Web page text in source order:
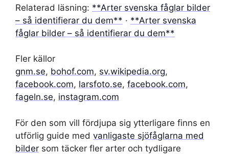
Relaterad läsning: **Arter svenska fåglar bilder
– så identifierar du dem** · **Arter svenska
fåglar bilder – så identifierar du dem**
Fler källor
gnm.se, bohof.com, sv.wikipedia.org,
facebook.com, larsfoto.se, facebook.com,
fageln.se, instagram.com
För den som vill fördjupa sig ytterligare finns en
utförlig guide med vanligaste sjöfåglarna med
bilder som täcker fler arter och tydligare